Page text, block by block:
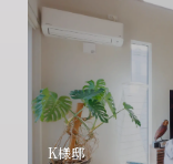
K様邸